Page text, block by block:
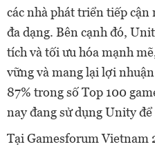
các nhà phát triển tiếp
đa dạng. Bên cạnh đó,
tích và tối ưu hóa mạnh
vững và mang lại lợi
87% trong số Top 100
nay đang sử dụng Unity
Tại Gamesforum Vietnam